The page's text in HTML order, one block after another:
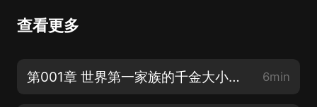
查看更多
第001章 世界第一家族的千金大小姐？（上）新專輯上架，感謝收聽、訂閱評論投月票！ 6min